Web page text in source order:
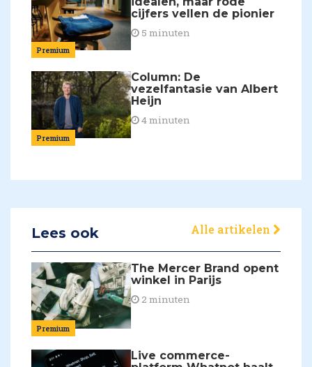
Premium
cijfers vellen de pionier
5 minuten
Premium
Column: De
vezelfantasie van Albert
Heijn
4 minuten
Lees ook Alle artikelen
Premium
The Mercer Brand opent
winkel in Parijs
2 minuten
Live commerce-